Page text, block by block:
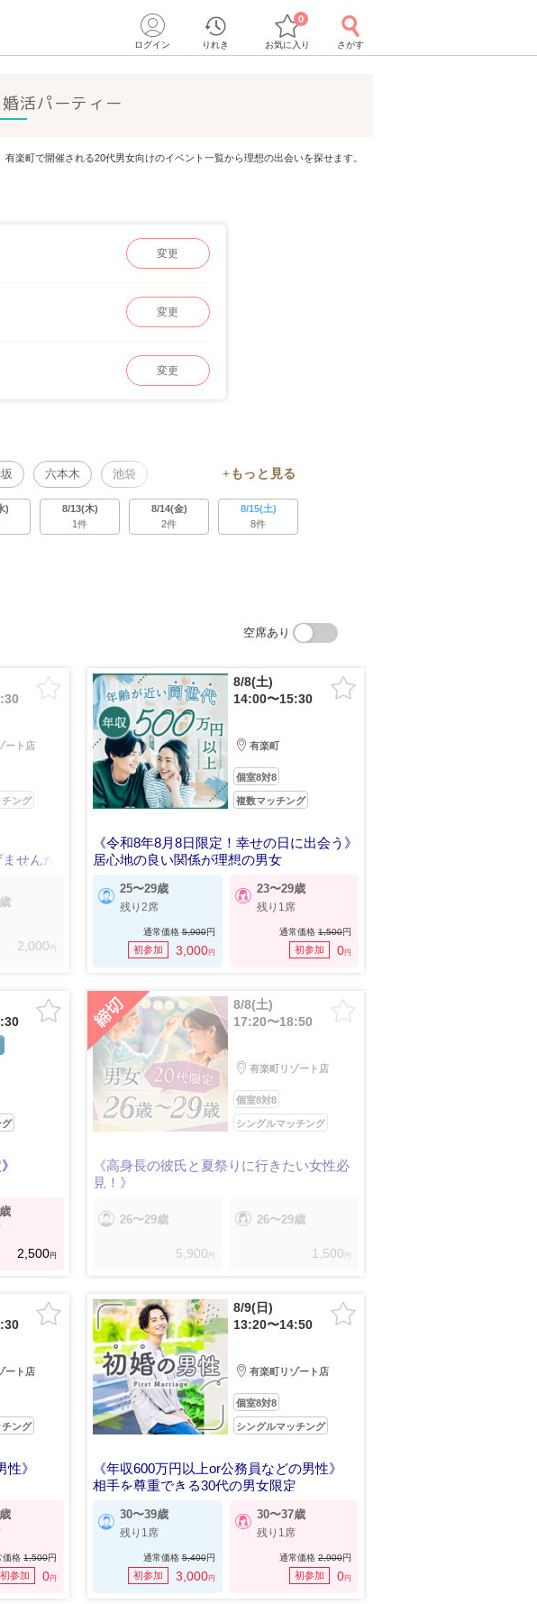
ログイン りれき お気に入り
0
さがす
活パーティー
楽町で開催される20代男女向けのイベント一覧から理想の出会いを探せます。
変更
変更
変更
六本木 池袋
浅草・両国
)
8/13(木)
1件
8/14(金)
2件
8/15(土)
8件
空席あり
ート店
ング
せんか
2,000 円
8/8(土)
14:00〜15:30
有楽町
個室8対8
複数マッチング
《令和8年8月8日限定！幸せの日に出会う》
居心地の良い関係が理想の男女
25〜29歳
残り2席
通常価格5,900円
初参加 3,000円
23〜29歳
残り1席
通常価格 1,500円
初参加 0円
グ
2,500円
8/8(土)
17:20〜18:50
有楽町リゾート店
個室8対8
シングルマッチング
《高身長の彼氏と夏祭りに行きたい女性必
見！》
26〜29歳
5,900 円
26〜29歳
1,500 円
ート店
ング
》
価格1,500円
初参加 0円
8/9(日)
13:20〜14:50
有楽町リゾート店
個室8対8
シングルマッチング
《年収600万円以上or公務員などの男性》
相手を尊重できる30代の男女限定
30〜39歳
残り1席
通常価格5,400円
初参加 3,000円
30〜37歳
残り1席
通常価格 2,900円
初参加 0円